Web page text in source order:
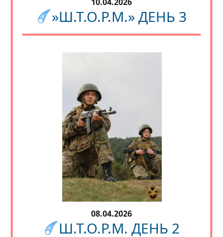
»Ш.Т.О.Р.М.» ДЕНЬ 3
08.04.2026
Ш.Т.О.Р.М. ДЕНЬ 2